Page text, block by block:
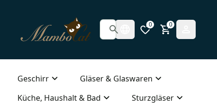
0 0
Geschirr
Gläser & Glaswaren
Küche, Haushalt & Bad
Sturzgläser